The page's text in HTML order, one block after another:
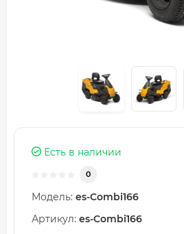
Есть в наличии
0
Модель: es-Combi166
Артикул: es-Combi166